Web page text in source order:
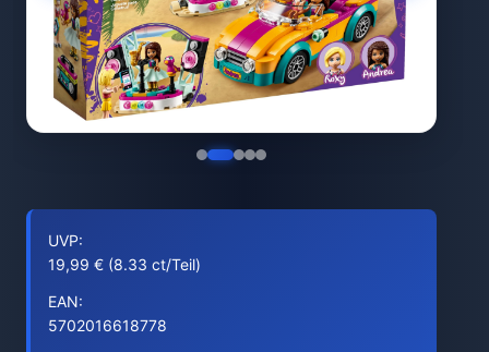
UVP:
19,99 € (8.33 ct/Teil)
EAN:
5702016618778